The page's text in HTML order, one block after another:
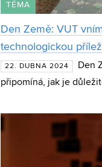
TÉMA
Den Země: VUT
technologickou
22. DUBNA 2024
Den
připomíná, jak je